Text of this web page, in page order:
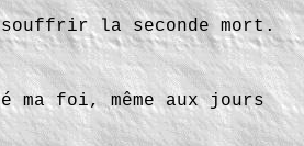
la seconde mort.
foi, même aux jours